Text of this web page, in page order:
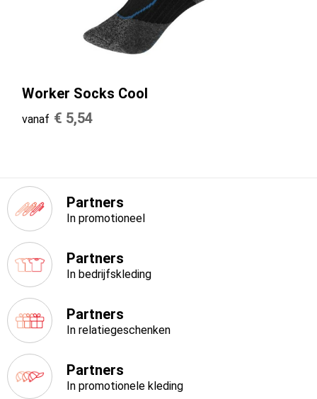
Worker Socks Cool
vanaf € 5,54
Partners
In promotioneel
Partners
In bedrijfskleding
Partners
In relatiegeschenken
Partners
In promotionele kleding